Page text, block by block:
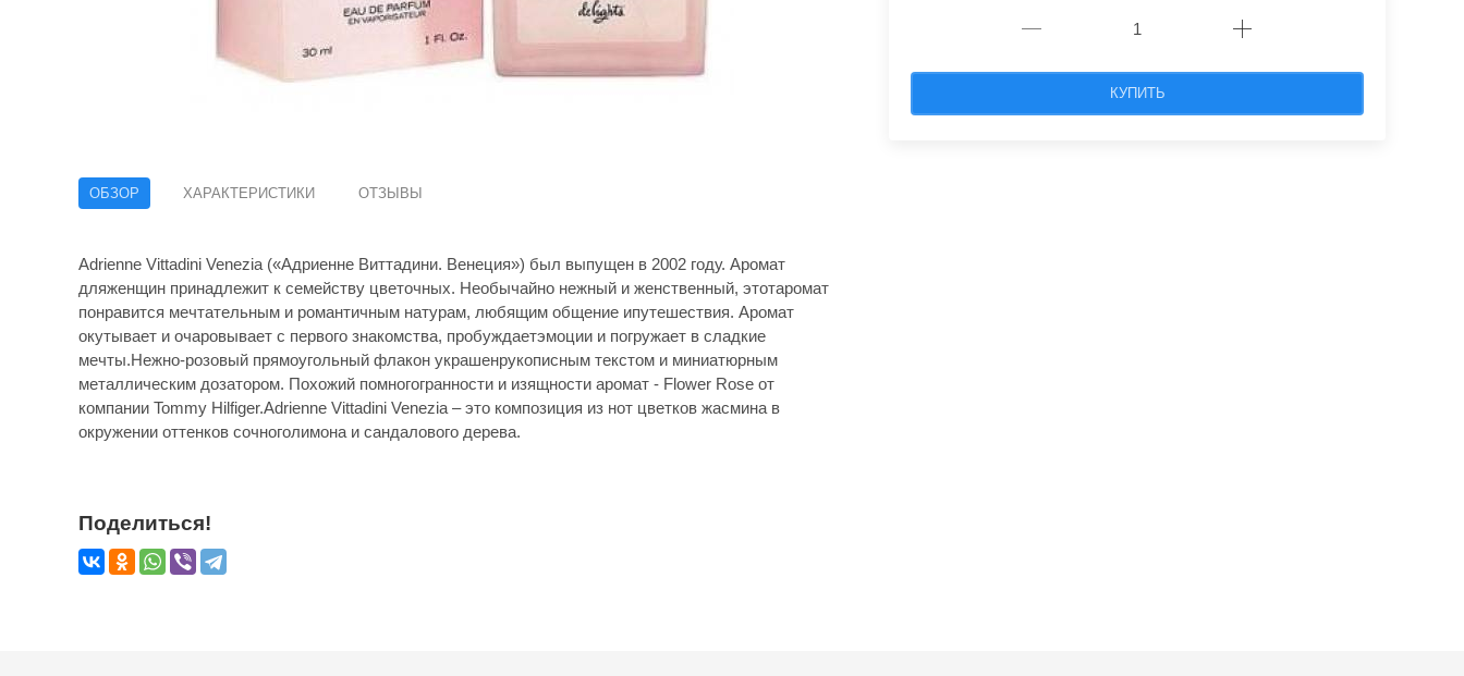
ОБЗОР ХАРАКТЕРИСТИКИ ОТЗЫВЫ
Adrienne Vittadini Venezia («Адриенне Виттадини. Венеция») был выпущен в 2002 году. Аромат
дляженщин принадлежит к семейству цветочных. Необычайно нежный и женственный, этотаромат
понравится мечтательным и романтичным натурам, любящим общение ипутешествия. Аромат
окутывает и очаровывает с первого знакомства, пробуждаетэмоции и погружает в сладкие
мечты.Нежно-розовый прямоугольный флакон украшенрукописным текстом и миниатюрным
металлическим дозатором. Похожий помногогранности и изящности аромат - Flower Rose от
компании Tommy Hilfiger.Adrienne Vittadini Venezia – это композиция из нот цветков жасмина в
окружении оттенков сочноголимона и сандалового дерева.
КУПИТЬ
Поделиться!